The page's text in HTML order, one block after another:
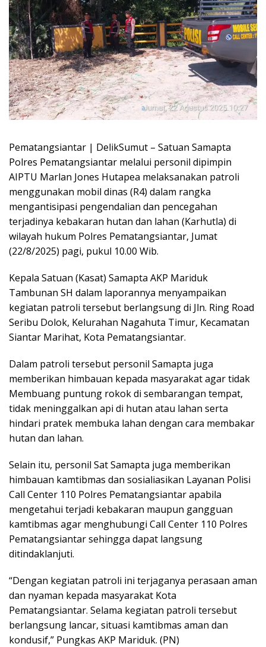
Pematangsiantar | DelikSumut – Satuan Samapta
Polres Pematangsiantar melalui personil dipimpin
AIPTU Marlan Jones Hutapea melaksanakan patroli
menggunakan mobil dinas (R4) dalam rangka
mengantisipasi pengendalian dan pencegahan
terjadinya kebakaran hutan dan lahan (Karhutla) di
wilayah hukum Polres Pematangsiantar, Jumat
(22/8/2025) pagi, pukul 10.00 Wib.
Kepala Satuan (Kasat) Samapta AKP Mariduk
Tambunan SH dalam laporannya menyampaikan
kegiatan patroli tersebut berlangsung di Jln. Ring Road
Seribu Dolok, Kelurahan Nagahuta Timur, Kecamatan
Siantar Marihat, Kota Pematangsiantar.
Dalam patroli tersebut personil Samapta juga
memberikan himbauan kepada masyarakat agar tidak
Membuang puntung rokok di sembarangan tempat,
tidak meninggalkan api di hutan atau lahan serta
hindari pratek membuka lahan dengan cara membakar
hutan dan lahan.
Selain itu, personil Sat Samapta juga memberikan
himbauan kamtibmas dan sosialiasikan Layanan Polisi
Call Center 110 Polres Pematangsiantar apabila
mengetahui terjadi kebakaran maupun gangguan
kamtibmas agar menghubungi Call Center 110 Polres
Pematangsiantar sehingga dapat langsung
ditindaklanjuti.
“Dengan kegiatan patroli ini terjaganya perasaan aman
dan nyaman kepada masyarakat Kota
Pematangsiantar. Selama kegiatan patroli tersebut
berlangsung lancar, situasi kamtibmas aman dan
kondusif,” Pungkas AKP Mariduk. (PN)